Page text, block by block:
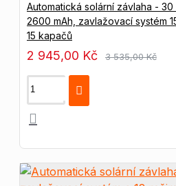
Automatická solární závlaha -
2600 mAh, zavlažovací systém
15 kapačů
2 945,00 Kč 3 535,00 Kč